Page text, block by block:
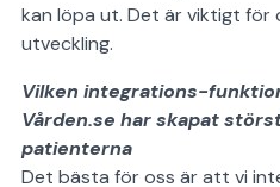
kan löpa ut. Det är viktigt
utveckling.
Vilken integrations-
Vården.se har skapat
patienterna
Det bästa för oss är att vi